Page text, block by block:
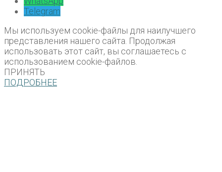
Telegram
Мы используем cookie-файлы для наилучшего
представления нашего сайта. Продолжая
использовать этот сайт, вы соглашаетесь с
использованием cookie-файлов.
ПРИНЯТЬ
ПОДРОБНЕЕ